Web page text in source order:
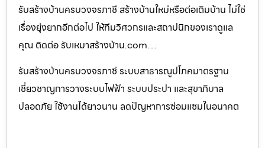
รับสร้างบ้านครบวงจรภาชี สร้างบ้านใหม่หรือต่อเติมบ้าน ไม่ใช่
เรื่องยุ่งยากอีกต่อไป ให้ทีมวิศวกรและสถาปนิกของเราดูแล
คุณ ติดต่อ รับเหมาสร้างบ้าน.com…
รับสร้างบ้านครบวงจรภาชี ระบบสาธารณูปโภคมาตรฐาน
เชี่ยวชาญการวางระบบไฟฟ้า ระบบประปา และสุขาภิบาล
ปลอดภัย ใช้งานได้ยาวนาน ลดปัญหาการซ่อมแซมในอนาคต